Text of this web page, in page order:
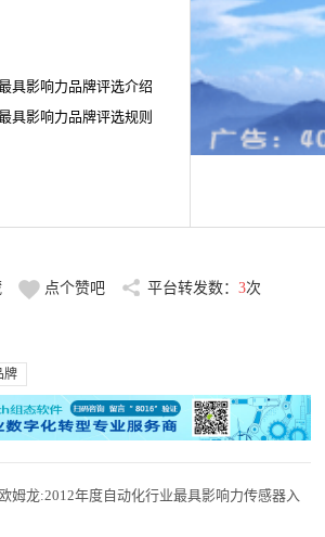
具影响力品牌评选介绍
具影响力品牌评选规则
点个赞吧 平台转发数： 3次
牌
姆龙:2012年度自动化行业最具影响力传感器入